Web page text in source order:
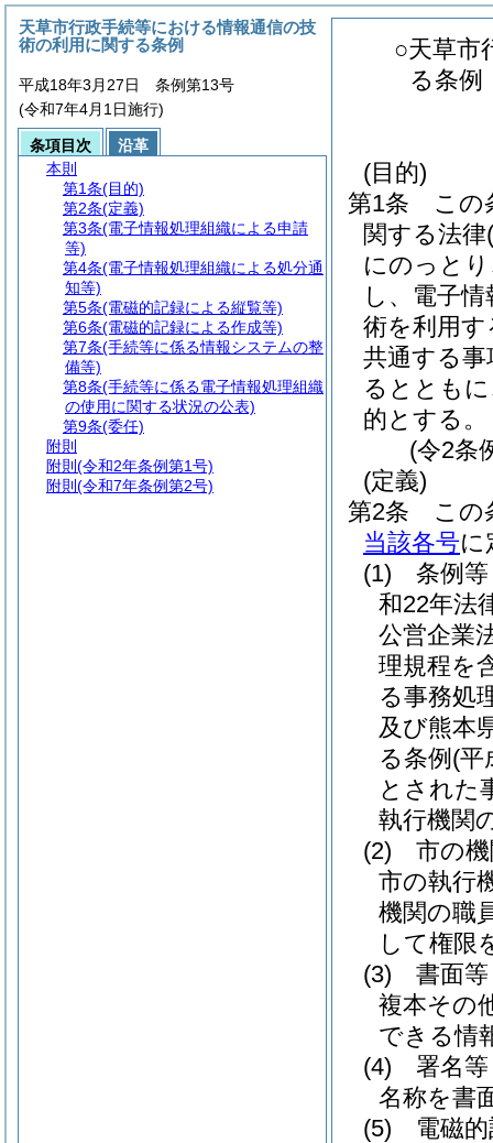
○天草市
る条例
(目的)
第1条
この
関する法律
にのっと
し、電子
術を利用
共通する
るととも
的とする。
(令2条
(定義)
第2条
この
当該各号に
(1)
条例
和22年法
公営企業
理規程を
る事務処
及び熊本
る条例 (平
とされた
執行機関
(2)
市の
市の執行
機関の職
して権限
(3)
書面
複本その
できる情
(4)
署名
名称を書
(5)
電磁
天草市行政手続等における情報通信の技
術の利用に関する条例
平成18年3月27日 条例第13号
(令和7年4月1日施行)
条項目次
沿革
本則
第1条(目的)
第2条(定義)
第3条(電子情報処理組織による申請
等)
第4条(電子情報処理組織による処分通
知等)
第5条(電磁的記録による縦覧等)
第6条(電磁的記録による作成等)
第7条(手続等に係る情報システムの整
備等)
第8条(手続等に係る電子情報処理組織
の使用に関する状況の公表)
第9条(委任)
附則
附則 (令和2年条例第1号)
附則 (令和7年条例第2号)